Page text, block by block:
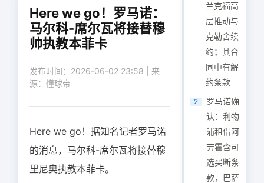
Here we go！罗马诺：
马尔科-席尔瓦将接替穆
帅执教本菲卡
发布时间：2026-06-02 23:58 | 来
源：懂球帝
Here we go！据知名记者罗马诺
的消息，马尔科-席尔瓦将接替穆
里尼奥执教本菲卡。
兰克福高
层推动与
克勒舍续
约；其合
同中有解
约条款
2
罗马诺确
认：利物
浦租借阿
劳霍含可
选买断条
款，巴萨